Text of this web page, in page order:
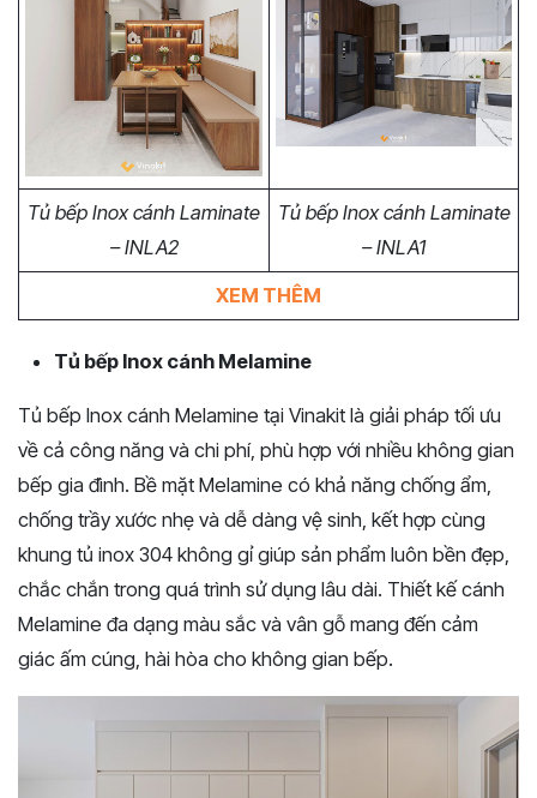
Tủ bếp Inox cánh Laminate
– INLA2
Tủ bếp Inox cánh Laminate
– INLA1
XEM THÊM
Tủ bếp Inox cánh Melamine
Tủ bếp Inox cánh Melamine tại Vinakit là giải pháp tối ưu
về cả công năng và chi phí, phù hợp với nhiều không gian
bếp gia đình. Bề mặt Melamine có khả năng chống ẩm,
chống trầy xước nhẹ và dễ dàng vệ sinh, kết hợp cùng
khung tủ inox 304 không gỉ giúp sản phẩm luôn bền đẹp,
chắc chắn trong quá trình sử dụng lâu dài. Thiết kế cánh
Melamine đa dạng màu sắc và vân gỗ mang đến cảm
giác ấm cúng, hài hòa cho không gian bếp.